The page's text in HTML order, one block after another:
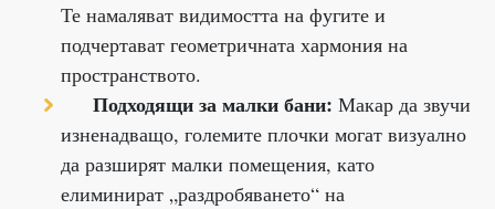
Те намаляват видимостта на фугите и
подчертават геометричната хармония на
пространството.
Подходящи за малки бани: Макар да звучи
изненадващо, големите плочки могат визуално
да разширят малки помещения, като
елиминират „раздробяването“ на